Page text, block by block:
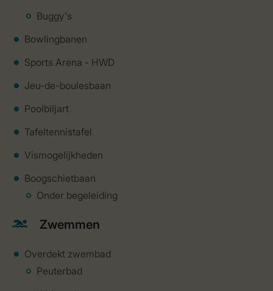
Buggy's
Bowlingbanen
Sports Arena - HWD
Jeu-de-boulesbaan
Poolbiljart
Tafeltennistafel
Vismogelijkheden
Boogschietbaan
Onder begeleiding
Zwemmen
Overdekt zwembad
Peuterbad